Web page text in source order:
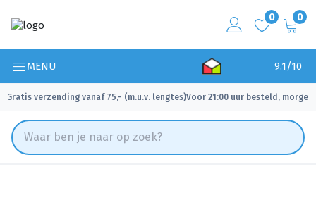
0 0
MENU 9.1/10
Gratis verzending vanaf 75,- (m.u.v. lengtes)
✓ Voor 21:00 uur besteld, morgen